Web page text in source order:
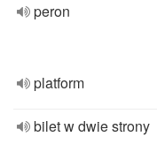
peron
platform
bilet w dwie strony